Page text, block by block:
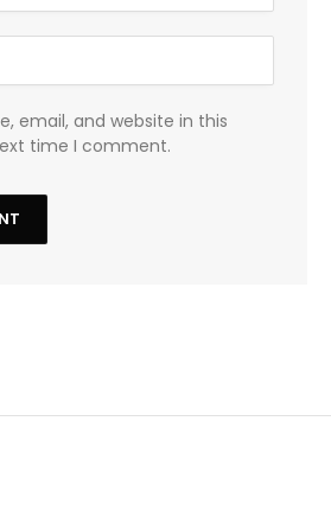
email, and website in this
time I comment.